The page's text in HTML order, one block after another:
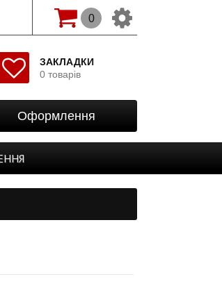
Оформлення
ЗАКЛАДКИ
0 товарів
0
Початок
Реєстрація
Закладки